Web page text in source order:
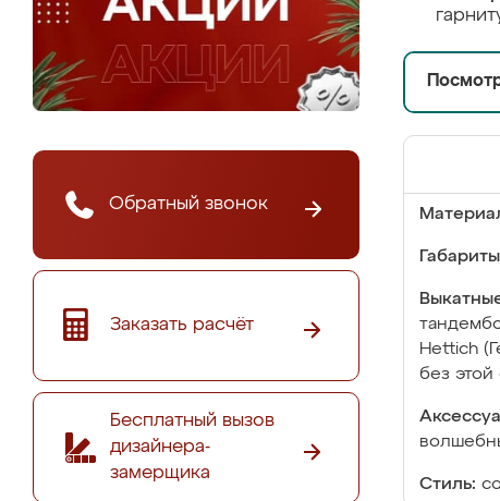
Обратный звонок
Заказать расчёт
Бесплатный вызов
дизайнера-
замерщика
Hettich
без этой
Стиль: